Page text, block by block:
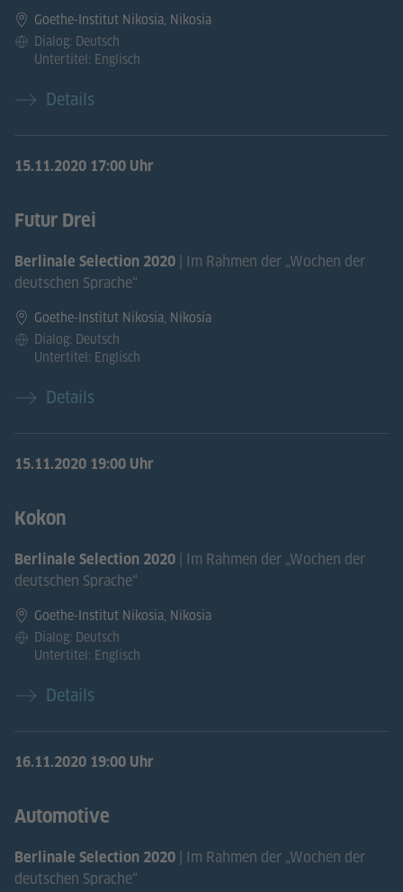
Goethe-Institut Nikosia, Nikosia
Dialog: Deutsch
Untertitel: Englisch
Details
15.11.2020 17:00 Uhr
Futur Drei
Berlinale Selection 2020 | Im Rahmen der „Wochen der
deutschen Sprache“
Goethe-Institut Nikosia, Nikosia
Dialog: Deutsch
Untertitel: Englisch
Details
15.11.2020 19:00 Uhr
Kokon
Berlinale Selection 2020 | Im Rahmen der „Wochen der
deutschen Sprache“
Goethe-Institut Nikosia, Nikosia
Dialog: Deutsch
Untertitel: Englisch
Details
16.11.2020 19:00 Uhr
Automotive
Berlinale Selection 2020 | Im Rahmen der „Wochen der
deutschen Sprache“